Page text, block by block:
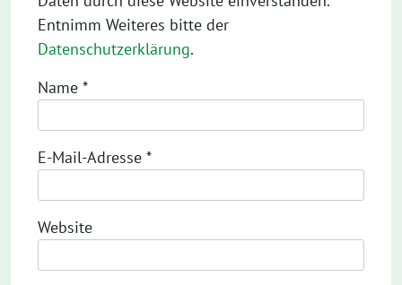
Entnimm Weiteres bitte der
Datenschutzerklärung.
Name *
E-Mail-Adresse *
Website